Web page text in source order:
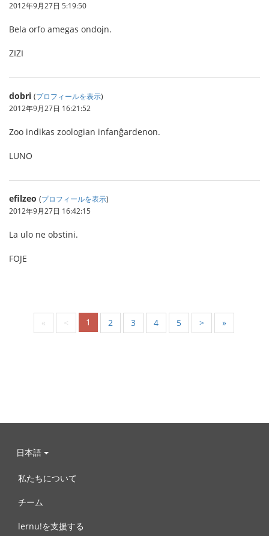
2012年9月27日 5:19:50
Bela orfo amegas ondojn.
ZIZI
dobri (プロフィールを表示)
2012年9月27日 16:21:52
Zoo indikas zoologian infanĝardenon.
LUNO
efilzeo (プロフィールを表示)
2012年9月27日 16:42:15
La ulo ne obstini.
FOJE
« < 1 2 3 4 5 > »
日本語
私たちについて
チーム
lernu!を支援する